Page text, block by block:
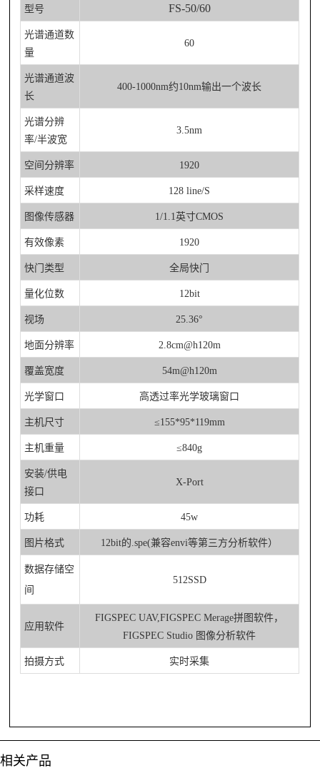
型号 FS-50/60
光谱通道数
量
60
光谱通道波
长
400-1000nm约10nm输出一个波长
光谱分辨
率/半波宽
3.5nm
空间分辨率 1920
采样速度 128 line/S
图像传感器 1/1.1英寸CMOS
有效像素 1920
快门类型 全局快门
量化位数 12bit
视场 25.36°
地面分辨率 2.8cm@h120m
覆盖宽度 54m@h120m
光学窗口 高透过率光学玻璃窗口
主机尺寸 ≤155*95*119mm
主机重量 ≤840g
安装/供电
接口
X-Port
功耗 45w
图片格式 12bit的.spe(兼容envi等第三方分析软件）
数据存储空
间
512SSD
应用软件
FIGSPEC UAV,FIGSPEC Merage拼图软件，
FIGSPEC Studio 图像分析软件
拍摄方式 实时采集
相关产品